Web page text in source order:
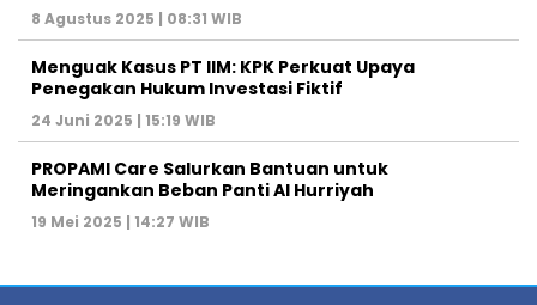
8 Agustus 2025 | 08:31 WIB
Menguak Kasus PT IIM: KPK Perkuat Upaya
Penegakan Hukum Investasi Fiktif
24 Juni 2025 | 15:19 WIB
PROPAMI Care Salurkan Bantuan untuk
Meringankan Beban Panti Al Hurriyah
19 Mei 2025 | 14:27 WIB